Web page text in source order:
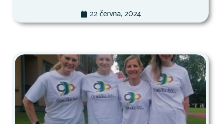
22 června, 2024